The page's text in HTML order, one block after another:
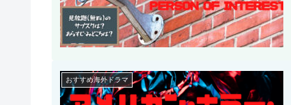
おすすめ海外ドラマ